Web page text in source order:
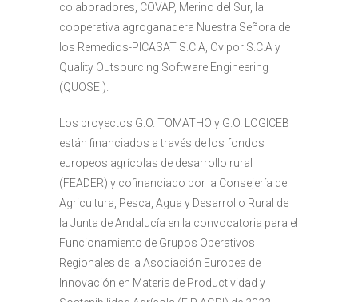
colaboradores, COVAP, Merino del Sur, la
cooperativa agroganadera Nuestra Señora de
los Remedios-PICASAT S.C.A, Ovipor S.C.A y
Quality Outsourcing Software Engineering
(QUOSEI).
Los proyectos G.O. TOMATHO y G.O. LOGICEB
están financiados a través de los fondos
europeos agrícolas de desarrollo rural
(FEADER) y cofinanciado por la Consejería de
Agricultura, Pesca, Agua y Desarrollo Rural de
la Junta de Andalucía en la convocatoria para el
Funcionamiento de Grupos Operativos
Regionales de la Asociación Europea de
Innovación en Materia de Productividad y